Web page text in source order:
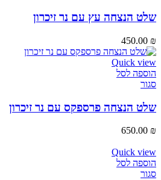
שלט הנצחה עץ עם נר זיכרון
450.00 ₪
Quick view
הוספה לסל
סגור
שלט הנצחה פרספקס עם נר זיכרון
650.00 ₪
Quick view
הוספה לסל
סגור